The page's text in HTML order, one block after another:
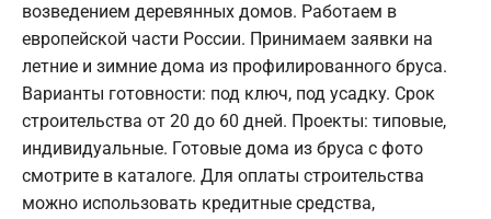
возведением деревянных домов. Работаем в
европейской части России. Принимаем заявки на
летние и зимние дома из профилированного бруса.
Варианты готовности: под ключ, под усадку. Срок
строительства от 20 до 60 дней. Проекты: типовые,
индивидуальные. Готовые дома из бруса с фото
смотрите в каталоге. Для оплаты строительства
можно использовать кредитные средства,